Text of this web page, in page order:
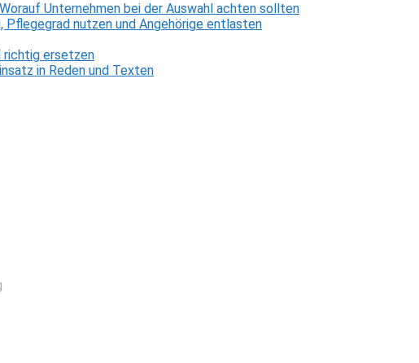
Unternehmen bei der Auswahl achten sollten
Pflegegrad nutzen und Angehörige entlasten
richtig ersetzen
in Reden und Texten